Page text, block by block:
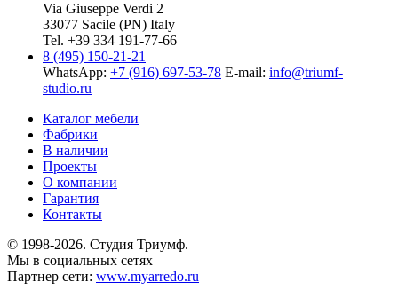
Via Giuseppe Verdi 2
33077 Sacile (PN) Italy
Tel. +39 334 191-77-66
8 (495) 150-21-21
WhatsApp: +7 (916) 697-53-78 E-mail: info@triumf-
studio.ru
Каталог мебели
Фабрики
В наличии
Проекты
О компании
Гарантия
Контакты
© 1998-2026. Студия Триумф.
Мы в социальных сетях
Партнер сети: www.myarredo.ru